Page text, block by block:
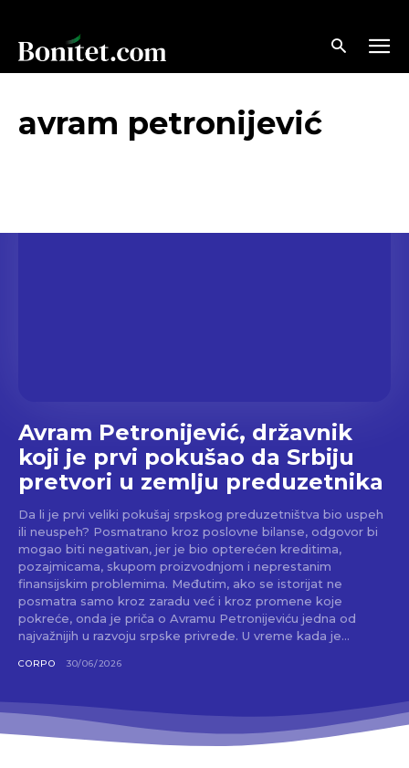
avram petronijević
Avram Petronijević, državnik
koji je prvi pokušao da Srbiju
pretvori u zemlju preduzetnika
Da li je prvi veliki pokušaj srpskog preduzetništva bio uspeh
ili neuspeh? Posmatrano kroz poslovne bilanse, odgovor bi
mogao biti negativan, jer je bio opterećen kreditima,
pozajmicama, skupom proizvodnjom i neprestanim
finansijskim problemima. Međutim, ako se istorijat ne
posmatra samo kroz zaradu već i kroz promene koje
pokreće, onda je priča o Avramu Petronijeviću jedna od
najvažnijih u razvoju srpske privrede. U vreme kada je...
CORPO 30/06/2026